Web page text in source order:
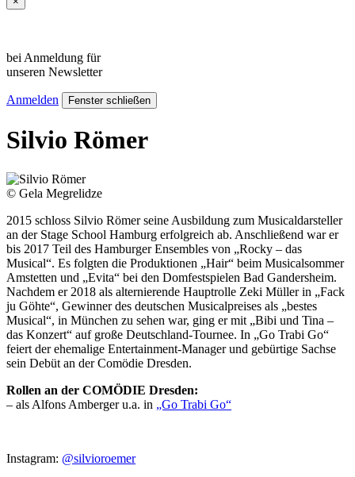
bei Anmeldung für
unseren Newsletter
Anmelden Fenster schließen
Silvio Römer
© Gela Megrelidze
2015 schloss Silvio Römer seine Ausbildung zum Musicaldarsteller
an der Stage School Hamburg erfolgreich ab. Anschließend war er
bis 2017 Teil des Hamburger Ensembles von „Rocky – das
Musical“. Es folgten die Produktionen „Hair“ beim Musicalsommer
Amstetten und „Evita“ bei den Domfestspielen Bad Gandersheim.
Nachdem er 2018 als alternierende Hauptrolle Zeki Müller in „Fack
ju Göhte“, Gewinner des deutschen Musicalpreises als „bestes
Musical“, in München zu sehen war, ging er mit „Bibi und Tina –
das Konzert“ auf große Deutschland-Tournee. In „Go Trabi Go“
feiert der ehemalige Entertainment-Manager und gebürtige Sachse
sein Debüt an der Comödie Dresden.
Rollen an der COMÖDIE Dresden:
– als Alfons Amberger u.a. in „Go Trabi Go“
Instagram: @silvioroemer